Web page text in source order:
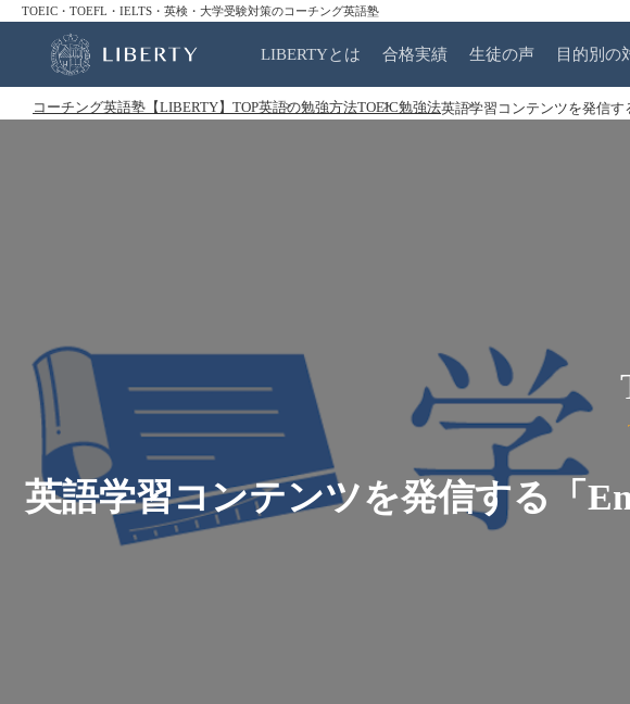
TOEIC・TOEFL・IELTS・英検・大学受験対策のコーチング英語塾
LIBERTYとは 合格実績 生徒の声 目的別の
コーチング英語塾【LIBERTY】TOP英語の勉強方法TOEIC勉強法英語学習コンテンツを発信す
英語学習コンテンツを発信する「